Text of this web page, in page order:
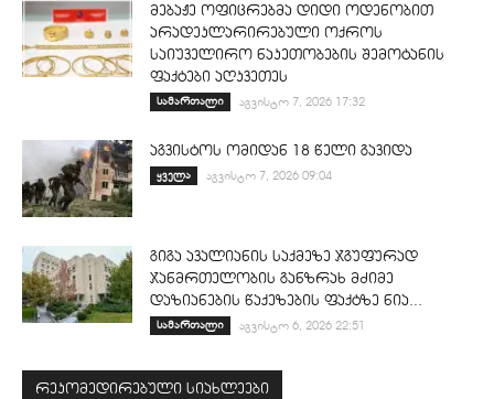
მებაჟე ოფიცრებმა დიდი ოდენობით
არადეკლარირებული ოქროს
საიუველირო ნაკეთობების შემოტანის
ფაქტები აღკვეთეს
სამართალი აგვისტო 7, 2026 17:32
აგვისტოს ომიდან 18 წელი გავიდა
ყველა აგვისტო 7, 2026 09:04
გიგა ავალიანის საქმეზე ჯგუფურად
ჯანმრთელობის განზრახ მძიმე
დაზიანების წაქეზების ფაქტზე ნია...
სამართალი აგვისტო 6, 2026 22:51
რეკომედირებული სიახლეები